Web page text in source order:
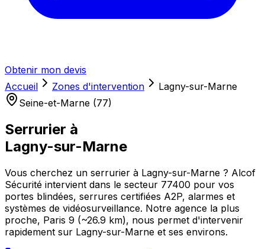
Obtenir mon devis
Accueil
Zones d'intervention
Lagny-sur-Marne
Seine-et-Marne (77)
Serrurier à
Lagny-sur-Marne
Vous cherchez un serrurier à Lagny-sur-Marne ? Alcof
Sécurité intervient dans le secteur 77400 pour vos
portes blindées, serrures certifiées A2P, alarmes et
systèmes de vidéosurveillance. Notre agence la plus
proche, Paris 9 (~26.9 km), nous permet d'intervenir
rapidement sur Lagny-sur-Marne et ses environs.